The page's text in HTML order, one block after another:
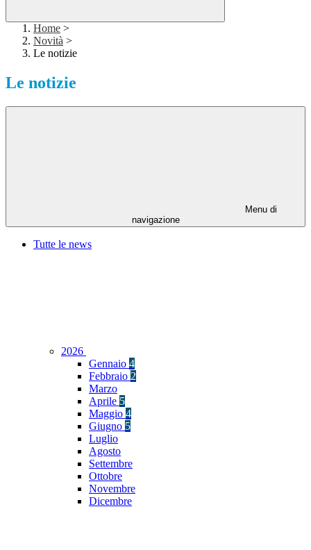
Home >
Novità >
Le notizie
Le notizie
Menu di
navigazione
Tutte le news
2026
Gennaio 4
Febbraio 2
Marzo
Aprile 5
Maggio 4
Giugno 5
Luglio
Agosto
Settembre
Ottobre
Novembre
Dicembre